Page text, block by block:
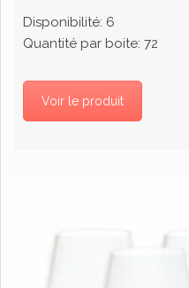
Disponibilité: 6
Quantité par boite: 72
Voir le produit